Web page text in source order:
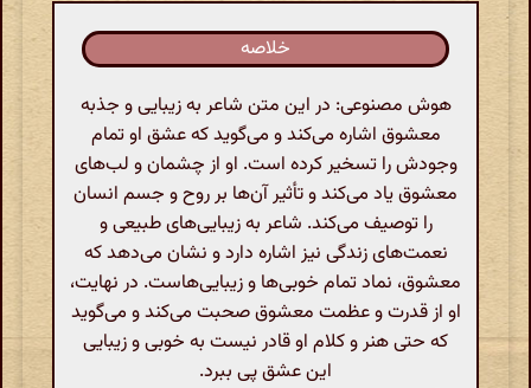
خلاصه
هوش مصنوعی: در این متن شاعر به زیبایی و جذبه
معشوق اشاره می‌کند و می‌گوید که عشق او تمام
وجودش را تسخیر کرده است. او از چشمان و لب‌های
معشوق یاد می‌کند و تأثیر آن‌ها بر روح و جسم انسان
را توصیف می‌کند. شاعر به زیبایی‌های طبیعی و
نعمت‌های زندگی نیز اشاره دارد و نشان می‌دهد که
معشوق، نماد تمام خوبی‌ها و زیبایی‌هاست. در نهایت،
او از قدرت و عظمت معشوق صحبت می‌کند و می‌گوید
که حتی هنر و کلام او قادر نیست به خوبی و زیبایی
این عشق پی ببرد.